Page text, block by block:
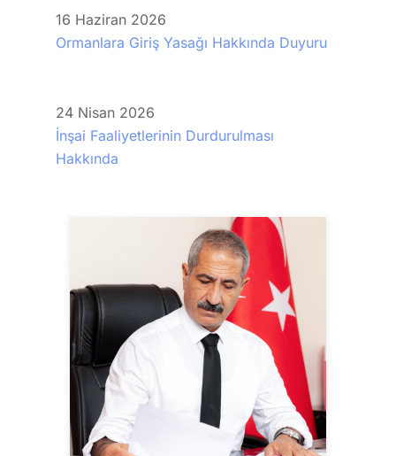
16 Haziran 2026
Ormanlara Giriş Yasağı Hakkında Duyuru
24 Nisan 2026
İnşai Faaliyetlerinin Durdurulması
Hakkında